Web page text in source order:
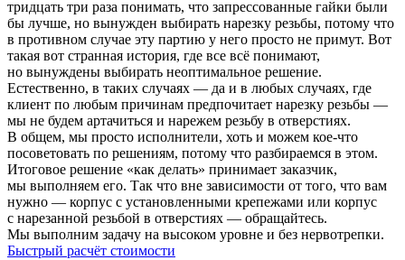
тридцать три раза понимать, что запрессованные гайки были
бы лучше, но вынужден выбирать нарезку резьбы, потому что
в противном случае эту партию у него просто не примут. Вот
такая вот странная история, где все всё понимают,
но вынуждены выбирать неоптимальное решение.
Естественно, в таких случаях — да и в любых случаях, где
клиент по любым причинам предпочитает нарезку резьбы —
мы не будем артачиться и нарежем резьбу в отверстиях.
В общем, мы просто исполнители, хоть и можем кое‑что
посоветовать по решениям, потому что разбираемся в этом.
Итоговое решение «как делать» принимает заказчик,
мы выполняем его. Так что вне зависимости от того, что вам
нужно — корпус с установленными крепежами или корпус
с нарезанной резьбой в отверстиях — обращайтесь.
Мы выполним задачу на высоком уровне и без нервотрепки.
Быстрый расчёт стоимости